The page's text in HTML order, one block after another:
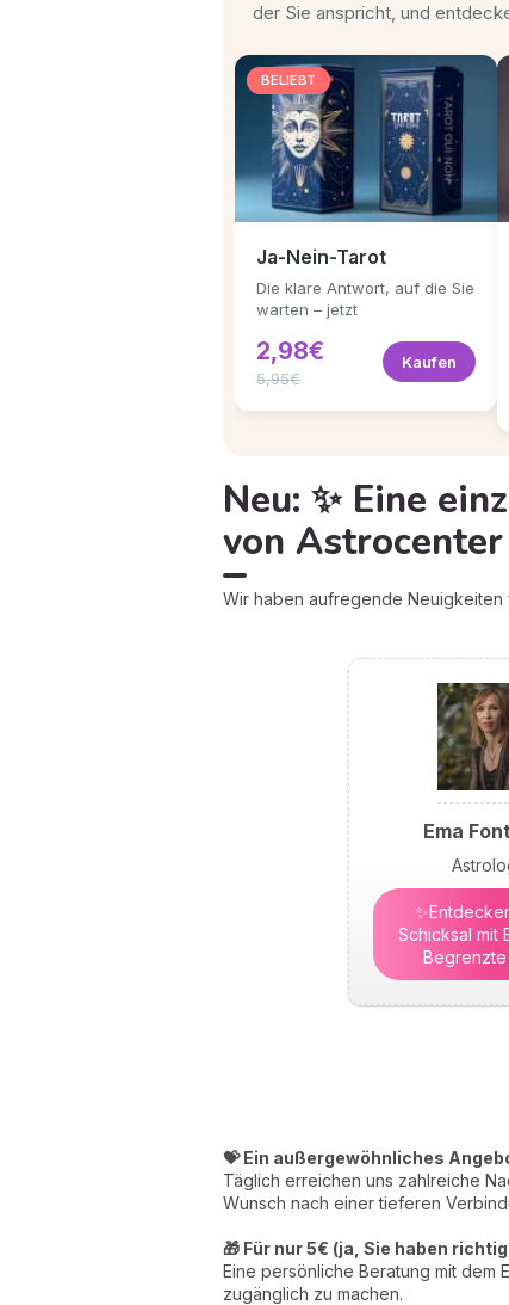
der Sie anspricht, und
BELIEBT
Ja-Nein-Tarot
Die klare Antwort, auf die Sie
warten – jetzt
2,98€
5,95€
Kaufen
Neu: ✨ Eine
von Astrocenter
Wir haben aufregende
Ema
Schicksal mit
Begrenzte
💝 Ein außergewöhnliches
Täglich erreichen uns zahlreiche
Wunsch nach einer tieferen
🎁 Für nur 5€ (ja, Sie haben
Eine persönliche Beratung mit dem
zugänglich zu machen.